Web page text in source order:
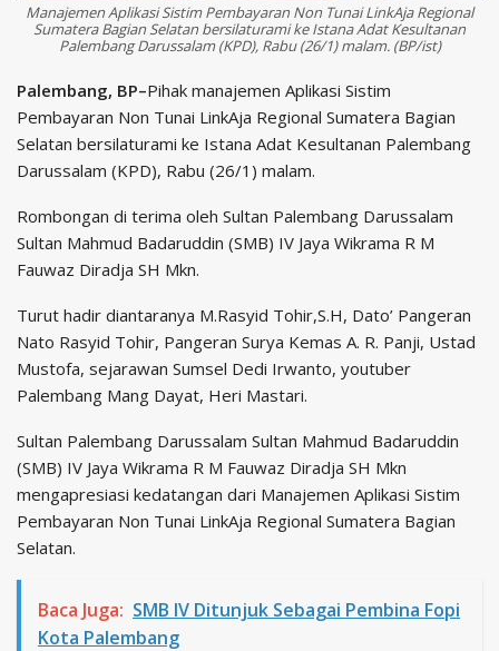
Manajemen Aplikasi Sistim Pembayaran Non Tunai LinkAja Regional
Sumatera Bagian Selatan bersilaturami ke Istana Adat Kesultanan
Palembang Darussalam (KPD), Rabu (26/1) malam. (BP/ist)
Palembang, BP–Pihak manajemen Aplikasi Sistim
Pembayaran Non Tunai LinkAja Regional Sumatera Bagian
Selatan bersilaturami ke Istana Adat Kesultanan Palembang
Darussalam (KPD), Rabu (26/1) malam.
Rombongan di terima oleh Sultan Palembang Darussalam
Sultan Mahmud Badaruddin (SMB) IV Jaya Wikrama R M
Fauwaz Diradja SH Mkn.
Turut hadir diantaranya M.Rasyid Tohir,S.H, Dato’ Pangeran
Nato Rasyid Tohir, Pangeran Surya Kemas A. R. Panji, Ustad
Mustofa, sejarawan Sumsel Dedi Irwanto, youtuber
Palembang Mang Dayat, Heri Mastari.
Sultan Palembang Darussalam Sultan Mahmud Badaruddin
(SMB) IV Jaya Wikrama R M Fauwaz Diradja SH Mkn
mengapresiasi kedatangan dari Manajemen Aplikasi Sistim
Pembayaran Non Tunai LinkAja Regional Sumatera Bagian
Selatan.
Baca Juga: SMB IV Ditunjuk Sebagai Pembina Fopi
Kota Palembang